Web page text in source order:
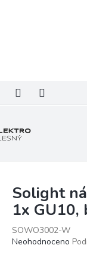
Solight
1x GU10,
SOWO3002-W
Průměrné
Neohodnoceno